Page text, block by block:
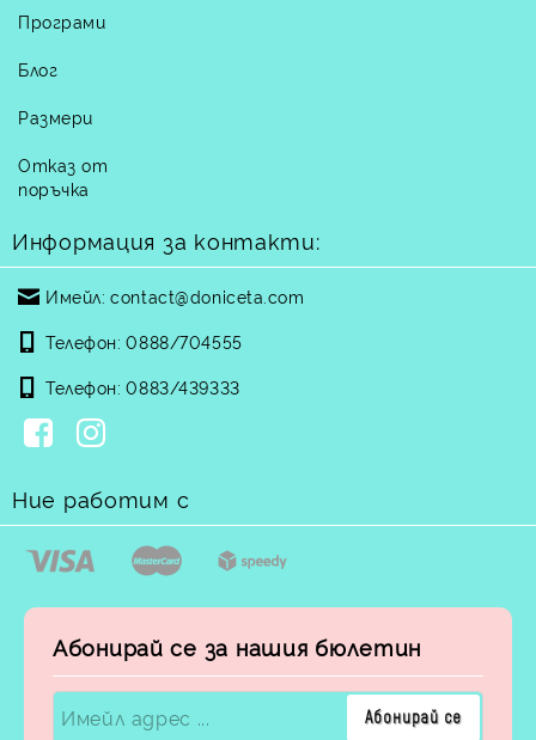
Програми
Блог
Размери
Отказ от
поръчка
Информация за контакти:
Имейл: contact@doniceta.com
Телефон: 0888/704555
Телефон: 0883/439333
Ние работим с
Абонирай се за нашия бюлетин